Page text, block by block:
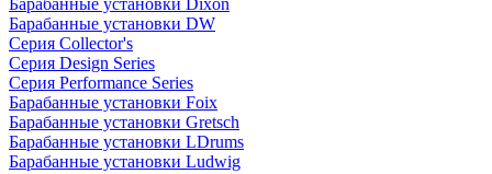
Барабанные установки Dixon
Барабанные установки DW
Серия Collector's
Серия Design Series
Серия Performance Series
Барабанные установки Foix
Барабанные установки Gretsch
Барабанные установки LDrums
Барабанные установки Ludwig